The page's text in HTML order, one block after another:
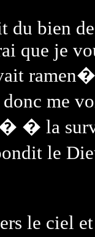
du bien
que je
me
� la
le
le ciel